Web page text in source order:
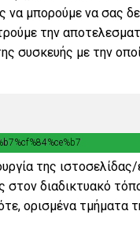
μπορούμε να σας
την
συσκευής με την
της
διαδικτυακό
ορισμένα